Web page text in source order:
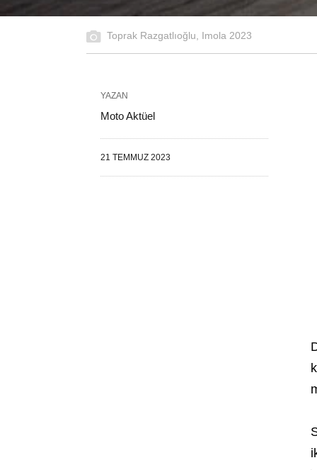
Toprak Razgatlıoğlu, Imola 2023
YAZAN
Moto Aktüel
21 TEMMUZ 2023